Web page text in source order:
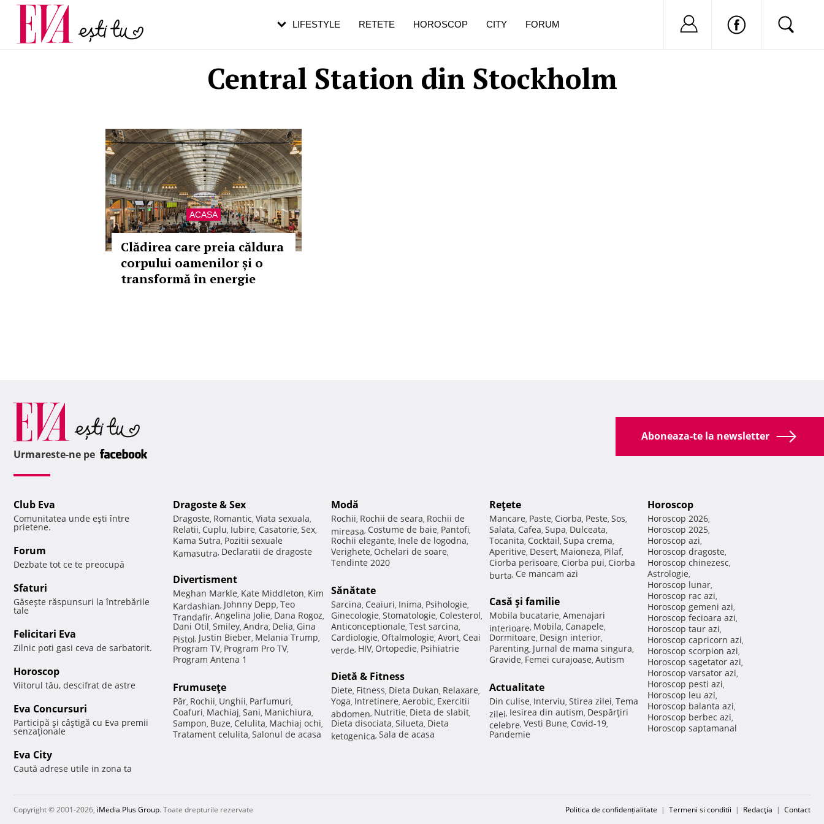
Central Station din Stockholm
ACASA
Clădirea care preia căldura
corpului oamenilor și o
transformă în energie
LIFESTYLE RETETE HOROSCOP CITY FORUM Nu ai cont?
Carieră
Actualitate
pe măsură ce înaintezi în vârstă
Aboneaza-te la newsletter
Urmareste-ne pe
Club Eva
Comunitatea unde eşti între
prietene.
Forum
Dezbate tot ce te preocupă
Sfaturi
Găseşte răspunsuri la întrebările
tale
Felicitari Eva
Zilnic poti gasi ceva de sarbatorit.
Horoscop
Viitorul tău, descifrat de astre
Eva Concursuri
Participă şi câştigă cu Eva premii
senzaţionale
Eva City
Caută adrese utile in zona ta
Dragoste & Sex
Dragoste, Romantic, Viata sexuala,
Relatii, Cuplu, Iubire, Casatorie, Sex,
Kama Sutra, Pozitii sexuale
Kamasutra, Declaratii de dragoste
Divertisment
Meghan Markle, Kate Middleton, Kim
Kardashian, Johnny Depp, Teo
Trandafir, Angelina Jolie, Dana Rogoz,
Dani Otil, Smiley, Andra, Delia, Gina
Pistol, Justin Bieber, Melania Trump,
Program TV, Program Pro TV,
Program Antena 1
Frumuseţe
Păr, Rochii, Unghii, Parfumuri,
Coafuri, Machiaj, Sani, Manichiura,
Sampon, Buze, Celulita, Machiaj ochi,
Tratament celulita, Salonul de acasa
Modă
Rochii, Rochii de seara, Rochii de
mireasa, Costume de baie, Pantofi,
Rochii elegante, Inele de logodna,
Verighete, Ochelari de soare,
Tendinte 2020
Sănătate
Sarcina, Ceaiuri, Inima, Psihologie,
Ginecologie, Stomatologie, Colesterol,
Anticonceptionale, Test sarcina,
Cardiologie, Oftalmologie, Avort, Ceai
verde, HIV, Ortopedie, Psihiatrie
Dietă & Fitness
Diete, Fitness, Dieta Dukan, Relaxare,
Yoga, Intretinere, Aerobic, Exercitii
abdomen, Nutritie, Dieta de slabit,
Dieta disociata, Silueta, Dieta
ketogenica, Sala de acasa
Reţete
Mancare, Paste, Ciorba, Peste, Sos,
Salata, Cafea, Supa, Dulceata,
Tocanita, Cocktail, Supa crema,
Aperitive, Desert, Maioneza, Pilaf,
Ciorba perisoare, Ciorba pui, Ciorba
burta, Ce mancam azi
Casă şi familie
Mobila bucatarie, Amenajari
interioare, Mobila, Canapele,
Dormitoare, Design interior,
Parenting, Jurnal de mama singura,
Gravide, Femei curajoase, Autism
Actualitate
Din culise, Interviu, Stirea zilei, Tema
zilei, Iesirea din autism, Despărţiri
celebre, Vesti Bune, Covid-19,
Pandemie
Horoscop
Horoscop 2026,
Horoscop 2025,
Horoscop azi,
Horoscop dragoste,
Horoscop chinezesc,
Astrologie,
Horoscop lunar,
Horoscop rac azi,
Horoscop gemeni azi,
Horoscop fecioara azi,
Horoscop taur azi,
Horoscop capricorn azi,
Horoscop scorpion azi,
Horoscop sagetator azi,
Horoscop varsator azi,
Horoscop pesti azi,
Horoscop leu azi,
Horoscop balanta azi,
Horoscop berbec azi,
Horoscop saptamanal
Copyright © 2001-2026, iMedia Plus Group. Toate drepturile rezervate Politica de confidențialitate | Termeni si conditii | Redacţia | Contact